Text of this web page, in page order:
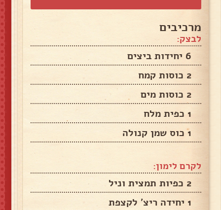
מרכיבים
לבצק:
6 יחידות ביצים
2 כוסות קמח
2 כוסות מים
1 כפית מלח
1 כוס שמן קנולה
לקרם לימון:
2 כפיות תמצית וניל
1 יחידה ריצ' לקצפת